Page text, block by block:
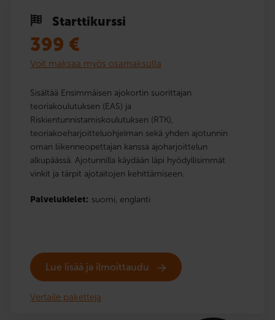
Starttikurssi
399 €
Voit maksaa myös osamaksulla
Sisältää Ensimmäisen ajokortin suorittajan
teoriakoulutuksen (EAS) ja
Riskientunnistamiskoulutuksen (RTK),
teoriakoeharjoitteluohjelman sekä yhden ajotunnin
oman liikenneopettajan kanssa ajoharjoittelun
alkupäässä. Ajotunnilla käydään läpi hyödyllisimmät
vinkit ja tärpit ajotaitojen kehittämiseen.
Palvelukielet: suomi, englanti
Lue lisää ja ilmoittaudu
Vertaile paketteja